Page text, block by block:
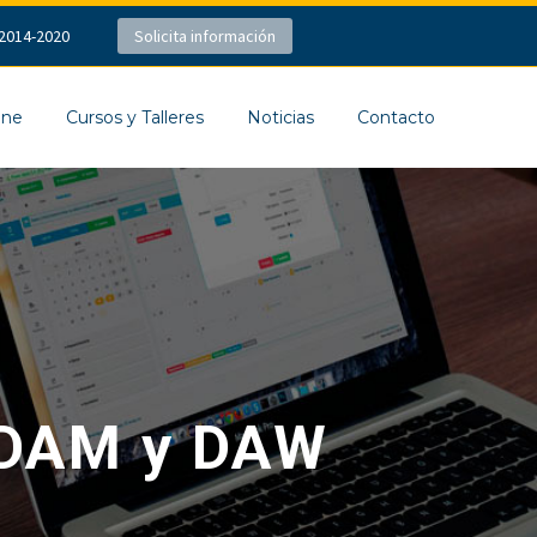
2020 Solicita información
Cursos y Talleres Noticias Contacto
y DAW